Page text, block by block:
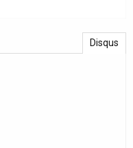
Disqus